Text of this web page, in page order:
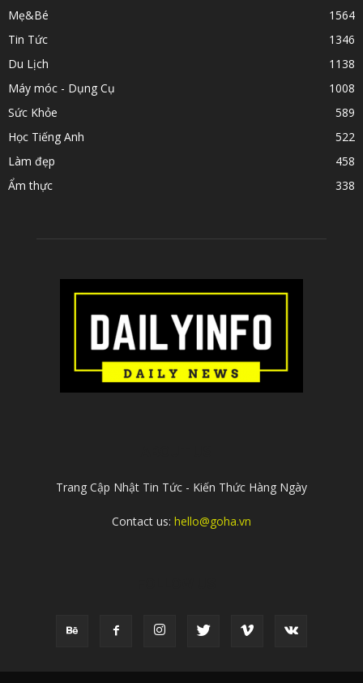
Mẹ&Bé
1564
Tin Tức
1346
Du Lịch
1138
Máy móc - Dụng Cụ
1008
Sức Khỏe
589
Học Tiếng Anh
522
Làm đẹp
458
Ẩm thực
338
Trang Cập Nhật Tin Tức - Kiến Thức Hàng Ngày
Contact us: hello@goha.vn